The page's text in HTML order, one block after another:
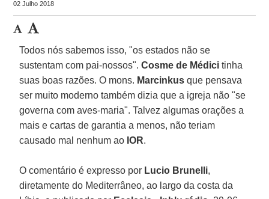
02 Julho 2018
Todos nós sabemos isso, "os estados não se
sustentam com pai-nossos".Cosme de Médici tinha
suas boas razões. O mons. Marcinkus que pensava
ser muito moderno também dizia que a igreja não "se
governa com aves-maria". Talvez algumas orações a
mais e cartas de garantia a menos, não teriam
causado mal nenhum ao IOR.
O comentário é expresso por Lucio Brunelli,
diretamente do Mediterrâneo, ao largo da costa da